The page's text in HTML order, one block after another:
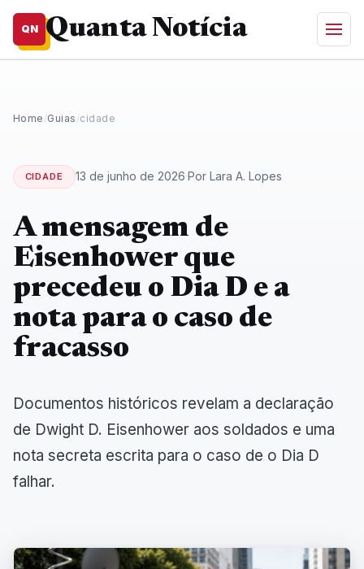
QN Quanta Notícia
Home /Guias /cidade
CIDADE 13 de junho de 2026·Por Lara A. Lopes
A mensagem de
Eisenhower que
precedeu o Dia D e a
nota para o caso de
fracasso
Documentos históricos revelam a declaração
de Dwight D. Eisenhower aos soldados e uma
nota secreta escrita para o caso de o Dia D
falhar.